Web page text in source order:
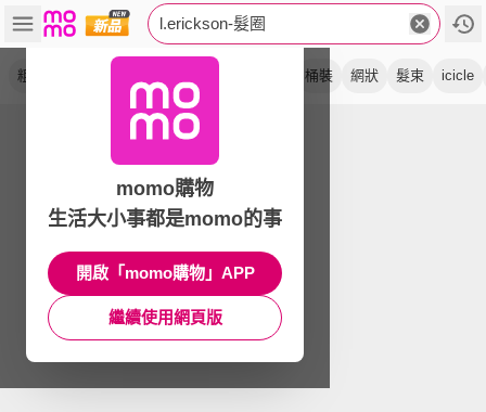
l.erickson-髮圈
粗款 桶裝 網狀 髮束 icicle
momo購物
生活大小事都是momo的事
開啟「momo購物」APP
繼續使用網頁版